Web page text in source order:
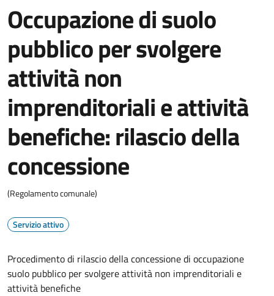
Occupazione di suolo
pubblico per svolgere
attività non
imprenditoriali e attività
benefiche: rilascio della
concessione
(Regolamento comunale)
Servizio attivo
Procedimento di rilascio della concessione di occupazione
suolo pubblico per svolgere attività non imprenditoriali e
attività benefiche